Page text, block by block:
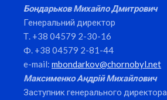
Бондарьков Михайло Дмитрович
Генеральний директор
Т. +38 04579 2-30-16
Ф. +38 04579 2-81-44
e-mail: mbondarkov@chornobyl.net
Максименко Андрій Михайлович
Заступник генерального директора